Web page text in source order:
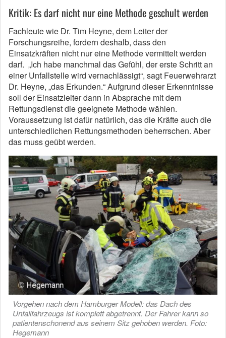
Kritik: Es darf nicht nur eine Methode geschult werden
Fachleute wie Dr. Tim Heyne, dem Leiter der
Forschungsreihe, fordern deshalb, dass den
Einsatzkräften nicht nur eine Methode vermittelt werden
darf. „Ich habe manchmal das Gefühl, der erste Schritt an
einer Unfallstelle wird vernachlässigt“, sagt Feuerwehrarzt
Dr. Heyne, „das Erkunden.“ Aufgrund dieser Erkenntnisse
soll der Einsatzleiter dann in Absprache mit dem
Rettungsdienst die geeignete Methode wählen.
Voraussetzung ist dafür natürlich, das die Kräfte auch die
unterschiedlichen Rettungsmethoden beherrschen. Aber
das muss geübt werden.
Vorgehen nach dem Hamburger Modell: das Dach des
Unfallfahrzeugs ist komplett abgetrennt. Der Fahrer kann so
patientenschonend aus seinem Sitz gehoben werden. Foto:
Hegemann